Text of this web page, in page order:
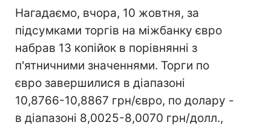
Нагадаємо, вчора, 10 жовтня, за
підсумками торгів на міжбанку євро
набрав 13 копійок в порівнянні з
п'ятничними значеннями. Торги по
євро завершилися в діапазоні
10,8766-10,8867 грн/євро, по долару -
в діапазоні 8,0025-8,0070 грн/долл.,